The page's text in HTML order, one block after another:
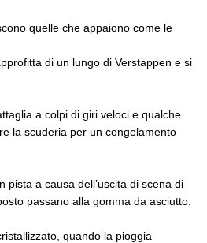
quelle che appaiono come le
di un lungo di Verstappen e si
a colpi di giri veloci e qualche
la scuderia per un congelamento
pista a causa dell’uscita di scena di
passano alla gomma da asciutto.
quando la pioggia